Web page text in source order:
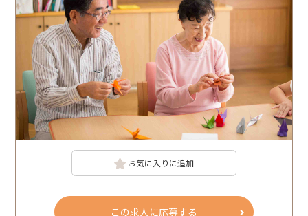
お気に入りに追加
この求人に応募する